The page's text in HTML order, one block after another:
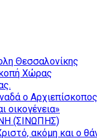
Θεσσαλονίκης
Χώρας
ο
οικογένεια»
(ΣΙΝΩΠΗΣ)
ακόμη και ο